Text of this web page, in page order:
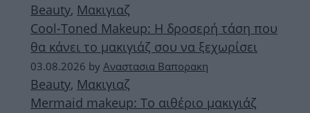
Beauty, Μακιγιαζ
Cool-Toned Makeup: Η δροσερή τάση που
θα κάνει το μακιγιάζ σου να ξεχωρίσει
03.08.2026 by Αναστασια Βαπορακη
Beauty, Μακιγιαζ
Mermaid makeup: Το αιθέριο μακιγιάζ